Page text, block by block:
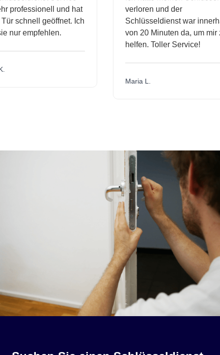
professionell und hat
schnell geöffnet. Ich
nur empfehlen.
verloren und der
Schlüsseldienst war
von 20 Minuten da, um mir
helfen. Toller Service!
Maria L.